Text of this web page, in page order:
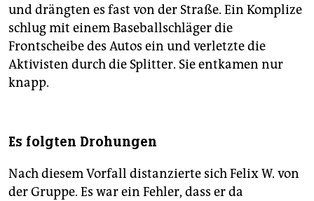
und drängten es fast von der Straße. Ein Komplize
schlug mit einem Baseballschläger die
Frontscheibe des Autos ein und verletzte die
Aktivisten durch die Splitter. Sie entkamen nur
knapp.
Es folgten Drohungen
Nach diesem Vorfall distanzierte sich Felix W. von
der Gruppe. Es war ein Fehler, dass er da